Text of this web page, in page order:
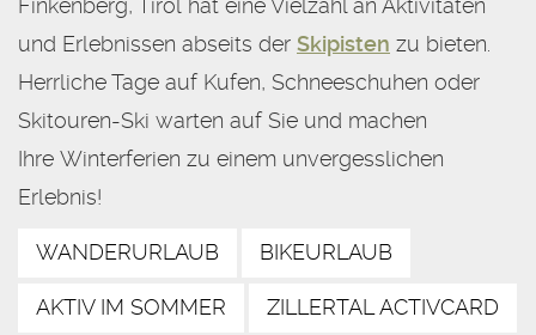
Finkenberg, Tirol hat eine Vielzahl an Aktivitäten
und Erlebnissen abseits der Skipisten zu bieten.
Herrliche Tage auf Kufen, Schneeschuhen oder
Skitouren-Ski warten auf Sie und machen
Ihre Winterferien zu einem unvergesslichen
Erlebnis!
WANDERURLAUB BIKEURLAUB
AKTIV IM SOMMER ZILLERTAL ACTIVCARD